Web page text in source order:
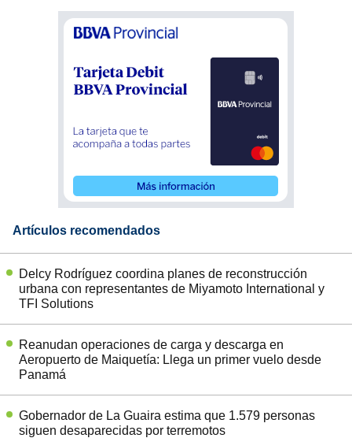
Artículos recomendados
Delcy Rodríguez coordina planes de reconstrucción
urbana con representantes de Miyamoto International y
TFI Solutions
Reanudan operaciones de carga y descarga en
Aeropuerto de Maiquetía: Llega un primer vuelo desde
Panamá
Gobernador de La Guaira estima que 1.579 personas
siguen desaparecidas por terremotos